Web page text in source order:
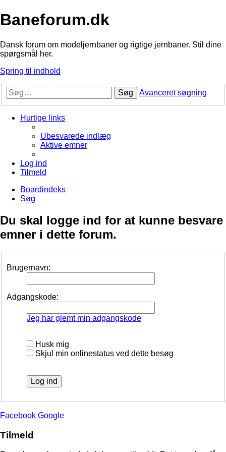
Baneforum.dk
Dansk forum om modeljernbaner og rigtige jernbaner. Stil dine
spørgsmål her.
Spring til indhold
Søg Avanceret søgning
Hurtige links
Ubesvarede indlæg
Aktive emner
Log ind
Tilmeld
Boardindeks
Søg
Du skal logge ind for at kunne besvare
emner i dette forum.
Brugernavn:
Adgangskode:
Jeg har glemt min adgangskode
Husk mig
Skjul min onlinestatus ved dette besøg
Facebook Google
Tilmeld